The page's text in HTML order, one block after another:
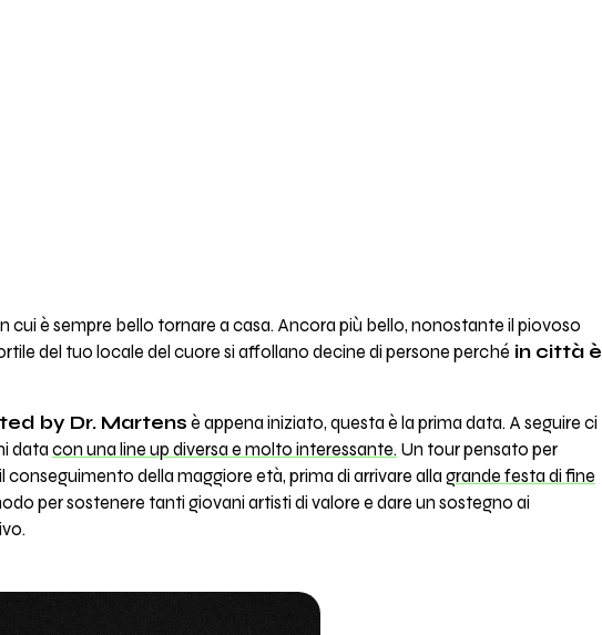
cui è sempre bello tornare a casa. Ancora più bello, nonostante il piovoso
del tuo locale del cuore si affollano decine di persone perché in città è
by Dr. Martens è appena iniziato, questa è la prima data. A seguire ci
data con una line up diversa e molto interessante. Un tour pensato per
della maggiore età, prima di arrivare alla grande festa di fine
per sostenere tanti giovani artisti di valore e dare un sostegno ai